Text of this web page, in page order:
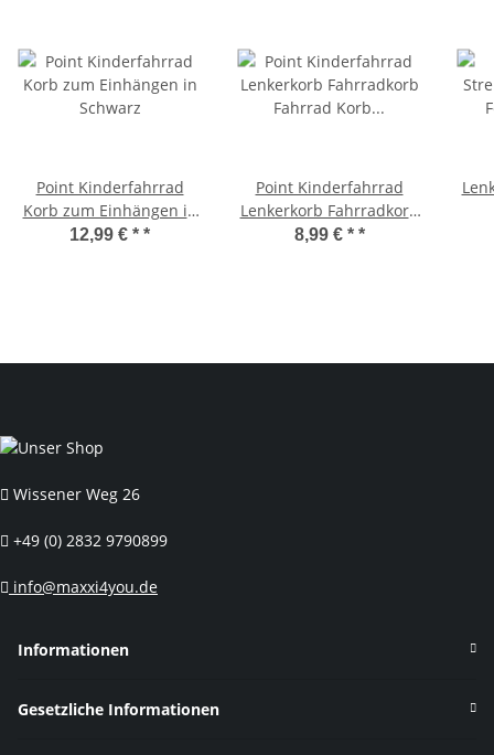
Point Kinderfahrrad
Korb zum Einhängen in
Schwarz
12,99 € * *
Point Kinderfahrrad
Lenkerkorb Fahrradkorb
Fahrrad Korb vorne
8,99 € * *
Wissener Weg 26
+49 (0) 2832 9790899
info@maxxi4you.de
Informationen
Gesetzliche Informationen